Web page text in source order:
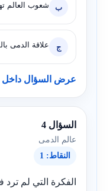
ب شعوب العالم
ج علاقة الدمى
عرض السؤال داخل
السؤال 4
عالم الدمى
النقاط: 1
الفكرة التي لم